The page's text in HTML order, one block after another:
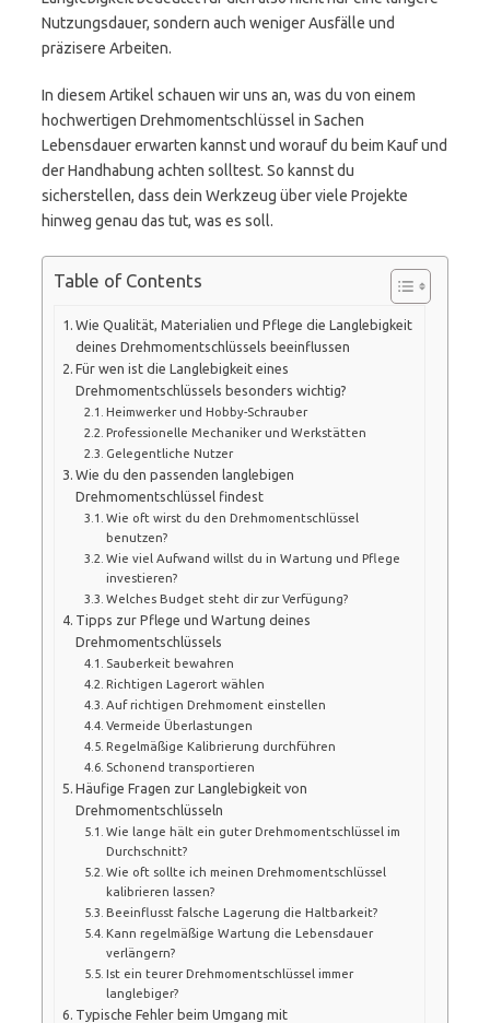
Nutzungsdauer, sondern auch weniger Ausfälle und
präzisere Arbeiten.
In diesem Artikel schauen wir uns an, was du von einem
hochwertigen Drehmomentschlüssel in Sachen
Lebensdauer erwarten kannst und worauf du beim Kauf und
der Handhabung achten solltest. So kannst du
sicherstellen, dass dein Werkzeug über viele Projekte
hinweg genau das tut, was es soll.
Table of Contents
Wie Qualität, Materialien und Pflege die Langlebigkeit
deines Drehmomentschlüssels beeinflussen
Für wen ist die Langlebigkeit eines
Drehmomentschlüssels besonders wichtig?
Heimwerker und Hobby-Schrauber
Professionelle Mechaniker und Werkstätten
Gelegentliche Nutzer
Wie du den passenden langlebigen
Drehmomentschlüssel findest
Wie oft wirst du den Drehmomentschlüssel
benutzen?
Wie viel Aufwand willst du in Wartung und Pflege
investieren?
Welches Budget steht dir zur Verfügung?
Tipps zur Pflege und Wartung deines
Drehmomentschlüssels
Sauberkeit bewahren
Richtigen Lagerort wählen
Auf richtigen Drehmoment einstellen
Vermeide Überlastungen
Regelmäßige Kalibrierung durchführen
Schonend transportieren
Häufige Fragen zur Langlebigkeit von
Drehmomentschlüsseln
Wie lange hält ein guter Drehmomentschlüssel im
Durchschnitt?
Wie oft sollte ich meinen Drehmomentschlüssel
kalibrieren lassen?
Beeinflusst falsche Lagerung die Haltbarkeit?
Kann regelmäßige Wartung die Lebensdauer
verlängern?
Ist ein teurer Drehmomentschlüssel immer
langlebiger?
Typische Fehler beim Umgang mit